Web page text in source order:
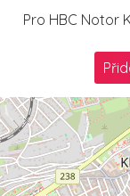
Pro HBC Notor